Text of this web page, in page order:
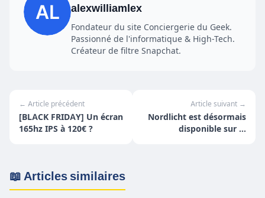
alexwilliamlex
Fondateur du site Conciergerie du Geek.
Passionné de l'informatique & High-Tech.
Créateur de filtre Snapchat.
← Article précédent
[BLACK FRIDAY] Un écran
165hz IPS à 120€ ?
Article suivant →
Nordlicht est désormais
disponible sur le
📖 Articles similaires